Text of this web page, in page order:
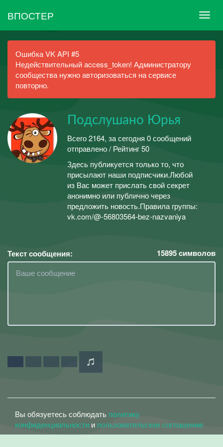
ВПОСТЕР
Ошибка VK API #5
Недействительный access_token! Администратору
сообщества нужно авторизоваться на сервисе
повторно.
Подслушано Юрья
Всего 2164, за сегодня 0 сообщений
отправлено / Рейтинг 50
Здесь публикуется только то, что
присылают наши подписчики.Любой
из Вас может прислать свой секрет
анонимно или публично через
предложить новость.Правила группы:
vk.com/@-56803564-bez-nazvaniya
Текст сообщения: 15895символов
Вы обязуетесь соблюдать политику
конфиденциальности и пользовательское соглашение